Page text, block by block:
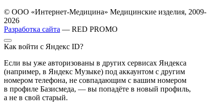
© ООО «Интернет-Медицина» Медицинские изделия, 2009-
2026
Разработка сайта — RED PROMO
Как войти с Яндекс ID?
Если вы уже авторизованы в других сервисах Яндекса
(например, в Яндекс Музыке) под аккаунтом с другим
номером телефона, не совпадающим с вашим номером
в профиле Базисмеда, — вы попадёте в новый профиль,
а не в свой старый.